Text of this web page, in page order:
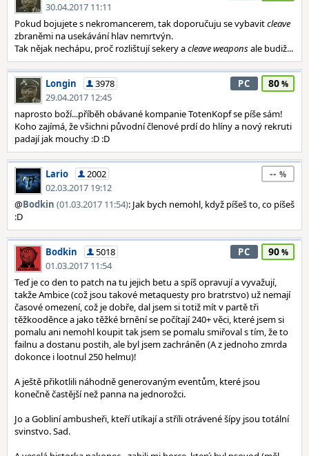
30.04.2017 11:11
Pokud bojujete s nekromancerem, tak doporučuju se vybavitcleave
zbraněmi na usekávání hlav nemrtvýn.
Tak nějak nechápu, proč rozlištují sekery acleave weaponsale budiž...
Longin
3978
29.04.2017 12:45
PC 80
naprosto boží...příběh obávané kompanie TotenKopf se píše sám!
Koho zajímá, že všichni původní členové prdí do hlíny a nový rekruti
padají jak mouchy :D :D
Lario
2002
02.03.2017 19:12
--
@Bodkin (01.03.2017 11:54): Jak bych nemohl, když píšeš to, co píšeš
:D
Bodkin
5018
01.03.2017 11:54
PC 90
Teď je co den to patch na tu jejich betu a spíš opravují a vyvažují,
takže Ambice (což jsou takové metaquesty pro bratrstvo) už nemají
časové omezení, což je dobře, dal jsem si totiž mít v partě tři
těžkooděnce a jako těžké brnění se počítají 240+ věci, které jsem si
pomalu ani nemohl koupit tak jsem se pomalu smiřoval s tím, že to
failnu a dostanu postih, ale byl jsem zachráněn (A z jednoho zmrda
dokonce i lootnul 250 helmu)!
A ještě přikotlili náhodně generovaným eventům, které jsou
konečně častější než panna na jednorožci.
Jo a Gobliní ambusheři, kteří utíkají a stříli otrávené šípy jsou totální
svinstvo. Sad.